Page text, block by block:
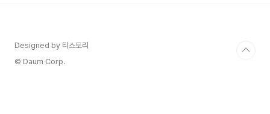
Designed by 티스토리
© Daum Corp.